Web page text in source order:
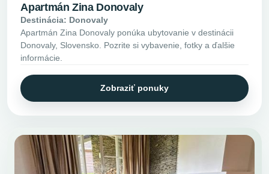
Apartmán Zina Donovaly
Destinácia: Donovaly
Apartmán Zina Donovaly ponúka ubytovanie v destinácii
Donovaly, Slovensko. Pozrite si vybavenie, fotky a ďalšie
informácie.
Zobraziť ponuky